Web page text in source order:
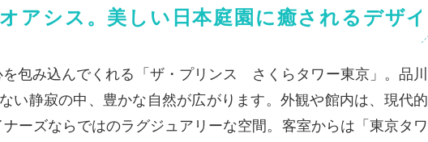
アシス。美しい日本庭園に癒されるデザイ
包み込んでくれる「ザ・プリンス さくらタワー東京」。品川
い静寂の中、豊かな自然が広がります。外観や館内は、現代的
ーズならではのラグジュアリーな空間。客室からは「東京タワ